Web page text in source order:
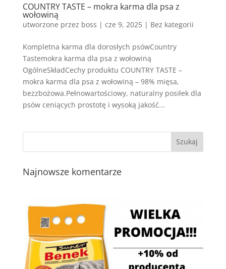
COUNTRY TASTE – mokra karma dla psa z
wołowiną
utworzone przez boss | cze 9, 2025| Bez kategorii
Kompletna karma dla dorosłych psówCountry
Tastemokra karma dla psa z wołowiną
OgólneSkładCechy produktu COUNTRY TASTE –
mokra karma dla psa z wołowiną – 98% mięsa,
bezzbożowa.Pełnowartościowy, naturalny posiłek dla
psów ceniących prostotę i wysoką jakość...
Najnowsze komentarze